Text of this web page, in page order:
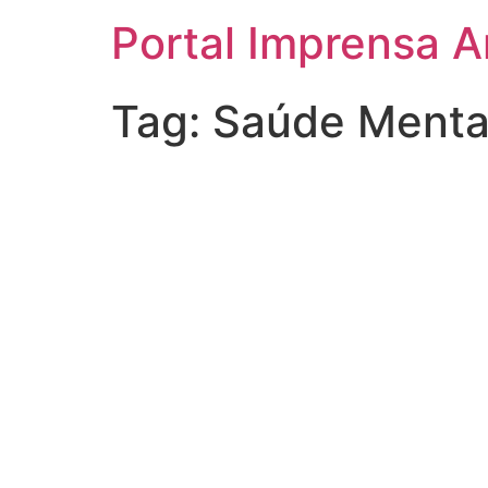
Portal Imprensa
Tag: Saúde